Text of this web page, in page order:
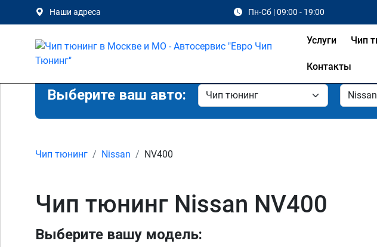
Наши адреса Пн-Сб | 09:00 - 19:00
Услуги Чип
Контакты
Выберите ваш авто:
Чип тюнинг Nissan NV400
Чип тюнинг Nissan NV400
Выберите вашу модель: